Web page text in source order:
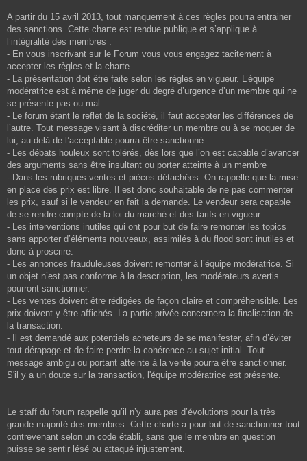
A partir du 15 avril 2013, tout manquement à ces règles pourra entrainer
des sanctions. Cette charte est rendue publique et s’applique à
l’intégralité des membres :
- En vous inscrivant sur le Forum vous vous engagez tacitement à
accepter les règles et la charte.
- La présentation doit être faite selon les règles en vigueur. L’équipe
modératrice est à même de juger du degré d’urgence d’un membre qui ne
se présente pas ou mal.
- Le forum étant le reflet de la société, il faut accepter les différences de
l’autre. Tout message visant à discréditer un membre ou à se moquer de
lui, au delà de l’acceptable pourra être sanctionné.
- Les débats houleux sont tolérés, dès lors que l’on est capable d’avancer
des arguments sans être insultant ou porter atteinte à un membre
- Dans les rubriques ventes et pièces détachées. On rappelle que la mise
en place des prix est libre. Il est donc souhaitable de ne pas commenter
les prix, sauf si le vendeur en fait la demande. Le vendeur sera capable
de se rendre compte de la loi du marché et des tarifs en vigueur.
- Les interventions inutiles qui ont pour but de faire remonter les topics
sans apporter d’éléments nouveaux, assimilés à du flood sont inutiles et
donc à proscrire.
- Les annonces frauduleuses doivent remonter à l’équipe modératrice. Si
un objet n’est pas conforme à la description, les modérateurs avertis
pourront sanctionner.
- Les ventes doivent être rédigées de façon claire et compréhensible. Les
prix doivent y être affichés. La partie privée concernera la finalisation de
la transaction.
- Il est demandé aux potentiels acheteurs de se manifester, afin d’éviter
tout dérapage et de faire perdre la cohérence au sujet initial. Tout
message ambigu ou portant atteinte à la vente pourra être sanctionner.
S'il y a un doute sur la transaction, l'équipe modératrice est présente.
Le staff du forum rappelle qu’il n’y aura pas d’évolutions pour la très
grande majorité des membres. Cette charte a pour but de sanctionner tout
contrevenant selon un code établi, sans que le membre en question
puisse se sentir lésé ou attaqué injustement.